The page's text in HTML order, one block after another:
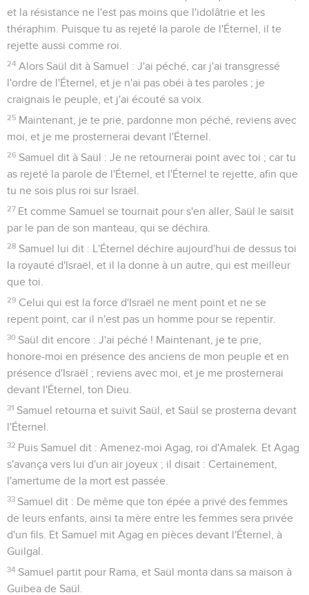
et la résistance ne l'est pas moins que l'idolâtrie et les
théraphim. Puisque tu as rejeté la parole de l'Éternel, il te
rejette aussi comme roi.
24 Alors Saül dit à Samuel : J'ai péché, car j'ai transgressé
l'ordre de l'Éternel, et je n'ai pas obéi à tes paroles ; je
craignais le peuple, et j'ai écouté sa voix.
25 Maintenant, je te prie, pardonne mon péché, reviens avec
moi, et je me prosternerai devant l'Éternel.
26 Samuel dit à Saül : Je ne retournerai point avec toi ; car tu
as rejeté la parole de l'Éternel, et l'Éternel te rejette, afin que
tu ne sois plus roi sur Israël.
27 Et comme Samuel se tournait pour s'en aller, Saül le saisit
par le pan de son manteau, qui se déchira.
28 Samuel lui dit : L'Éternel déchire aujourd'hui de dessus toi
la royauté d'Israël, et il la donne à un autre, qui est meilleur
que toi.
29 Celui qui est la force d'Israël ne ment point et ne se
repent point, car il n'est pas un homme pour se repentir.
30 Saül dit encore : J'ai péché ! Maintenant, je te prie,
honore-moi en présence des anciens de mon peuple et en
présence d'Israël ; reviens avec moi, et je me prosternerai
devant l'Éternel, ton Dieu.
31 Samuel retourna et suivit Saül, et Saül se prosterna devant
l'Éternel.
32 Puis Samuel dit : Amenez-moi Agag, roi d'Amalek. Et Agag
s'avança vers lui d'un air joyeux ; il disait : Certainement,
l'amertume de la mort est passée.
33 Samuel dit : De même que ton épée a privé des femmes
de leurs enfants, ainsi ta mère entre les femmes sera privée
d'un fils. Et Samuel mit Agag en pièces devant l'Éternel, à
Guilgal.
34 Samuel partit pour Rama, et Saül monta dans sa maison à
Guibea de Saül.